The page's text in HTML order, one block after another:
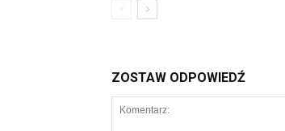
ZOSTAW ODPOWIEDŹ